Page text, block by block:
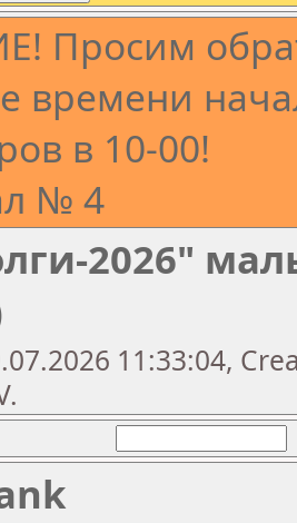
Просим
времени
в 10-00!
№ 4
2026"
11:33:04,